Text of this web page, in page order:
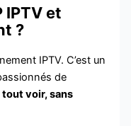
IPTV et
?
IPTV. C’est un
de
tout voir, sans